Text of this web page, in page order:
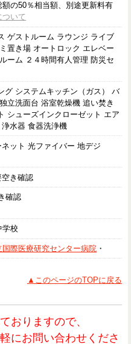
の50％相当額、別途更新料有
いて
ゲストルーム ラウンジ ライブ
置き場 オートロック エレベー
ーム ２４時間有人管理 防災セ
グ システムキッチン（ガス） バ
立洗面台 浴室乾燥機 追い焚き
シューズインクローゼット エア
水器 食器洗浄機
ット 光ファイバー 地デジ
き確認
確認
校
国際医療研究センター病院 ・
▲このページのTOPに戻る
おりますので、
にお問い合わせくださ